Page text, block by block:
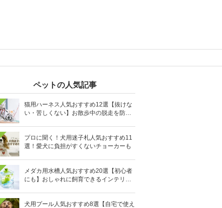
ペットの人気記事
猫用ハーネス人気おすすめ12選【抜けな
い・苦しくない】お散歩中の脱走を防止
プロに聞く！犬用迷子札人気おすすめ11
選！愛犬に負担がすくないチョーカーも
メダカ用水槽人気おすすめ20選【初心者
にも】おしゃれに飼育できるインテリア
犬用プール人気おすすめ8選【自宅で使え